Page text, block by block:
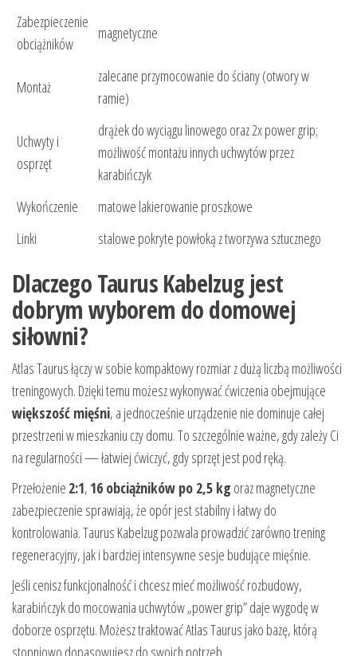
Zabezpieczenie
obciążników
magnetyczne
Montaż
zalecane przymocowanie do ściany (otwory w
ramie)
Uchwyty i
osprzęt
drążek do wyciągu linowego oraz 2x power grip;
możliwość montażu innych uchwytów przez
karabińczyk
Wykończenie
matowe lakierowanie proszkowe
Linki
stalowe pokryte powłoką z tworzywa sztucznego
Dlaczego Taurus Kabelzug jest
dobrym wyborem do domowej
siłowni?
Atlas Taurus łączy w sobie kompaktowy rozmiar z dużą liczbą możliwości
treningowych. Dzięki temu możesz wykonywać ćwiczenia obejmujące
większość mięśni, a jednocześnie urządzenie nie dominuje całej
przestrzeni w mieszkaniu czy domu. To szczególnie ważne, gdy zależy Ci
na regularności — łatwiej ćwiczyć, gdy sprzęt jest pod ręką.
Przełożenie 2:1, 16 obciążników po 2,5 kg oraz magnetyczne
zabezpieczenie sprawiają, że opór jest stabilny i łatwy do
kontrolowania. Taurus Kabelzug pozwala prowadzić zarówno trening
regeneracyjny, jak i bardziej intensywne sesje budujące mięśnie.
Jeśli cenisz funkcjonalność i chcesz mieć możliwość rozbudowy,
karabińczyk do mocowania uchwytów „power grip” daje wygodę w
doborze osprzętu. Możesz traktować Atlas Taurus jako bazę, którą
stopniowo dopasowujesz do swoich potrzeb.